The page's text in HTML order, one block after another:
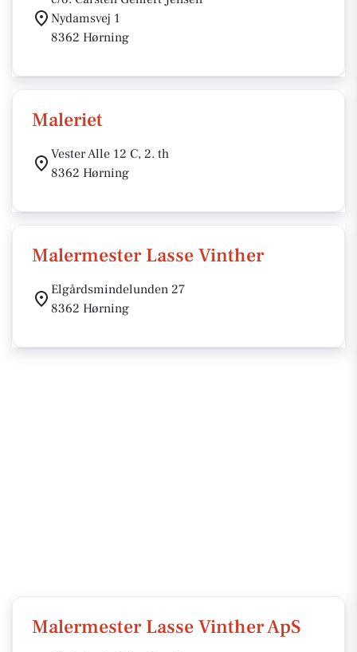
Nydamsvej 1
8362 Hørning
Maleriet
Vester Alle 12 C, 2. th
8362 Hørning
Malermester Lasse Vinther
Elgårdsmindelunden 27
8362 Hørning
Malermester Lasse Vinther ApS